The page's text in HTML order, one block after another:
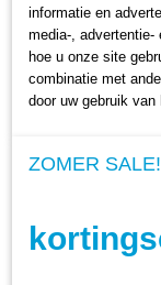
informatie en
media-, advertentie-
hoe u onze site
combinatie met
door uw gebruik
ZOMER